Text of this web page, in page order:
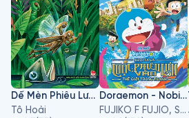
Dế Mèn Phiêu Lưu Ký
Tô Hoài
Doraemon - Nobita Và Cuộc Phiêu Lưu Vào Thế Giới Trong Tranh
FUJIKO F FUJIO, Satoshi ITO, Yukiyo TERAMOTO